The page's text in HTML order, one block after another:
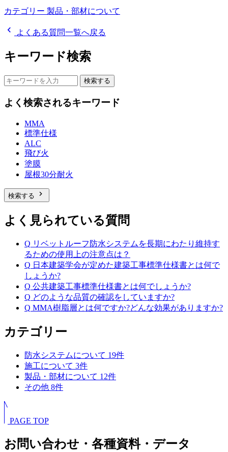
カテゴリー 製品・部材について
chevron_left よくある質問一覧へ戻る
キーワード検索
検索する
よく検索されるキーワード
MMA
標準仕様
ALC
飛び火
塗膜
屋根30分耐火
検索する chevron_right
よく見られている質問
Q リベットルーフ防水システムを長期にわたり維持す
るための使用上の注意点は？
Q 日本建築学会が定めた建築工事標準仕様書とは何で
しょうか?
Q 公共建築工事標準仕様書とは何でしょうか?
Q どのような品質の確認をしていますか?
Q MMA樹脂層とは何ですか?どんな効果がありますか?
カテゴリー
防水システムについて 19件
施工について 3件
製品・部材について 12件
その他 8件
PAGE TOP
お問い合わせ・各種資料・データ